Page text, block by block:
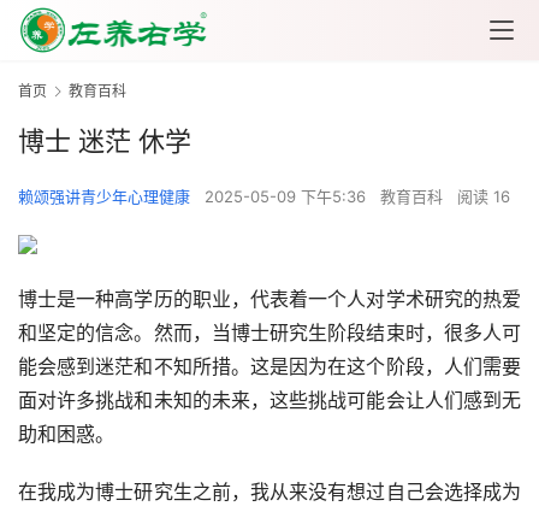
首页 教育百科
博士 迷茫 休学
赖颂强讲青少年心理健康 2025-05-09 下午5:36 教育百科 阅读 16
博士是一种高学历的职业，代表着一个人对学术研究的热爱
和坚定的信念。然而，当博士研究生阶段结束时，很多人可
能会感到迷茫和不知所措。这是因为在这个阶段，人们需要
面对许多挑战和未知的未来，这些挑战可能会让人们感到无
助和困惑。
在我成为博士研究生之前，我从来没有想过自己会选择成为